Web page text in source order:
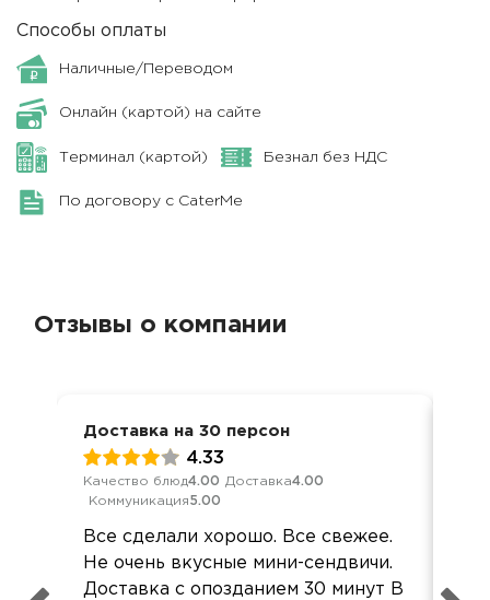
Способы оплаты
Наличные/Переводом
Онлайн (картой) на сайте
Терминал (картой) Безнал без НДС
По договору с CaterMe
Отзывы о компании
Доставка на 30 персон
4.33
Качество блюд4.00 Доставка4.00
Коммуникация5.00
Все сделали хорошо. Все свежее.
Не очень вкусные мини-сендвичи.
Доставка с опозданием 30 минут В